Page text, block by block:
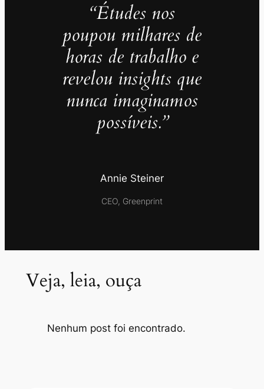
“Études nos
poupou milhares de
horas de trabalho e
revelou insights que
nunca imaginamos
possíveis.”
Annie Steiner
CEO, Greenprint
Veja, leia, ouça
Nenhum post foi encontrado.